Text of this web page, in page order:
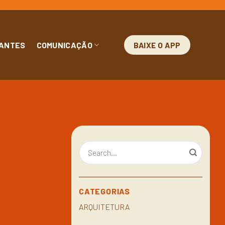
COMUNICAÇÃO BAIXE O APP
CATEGORIAS
ARQUITETURA